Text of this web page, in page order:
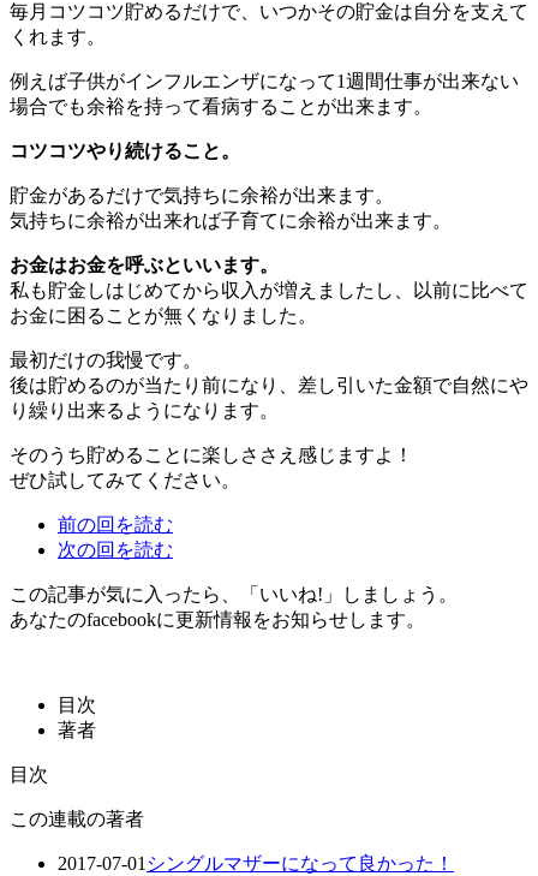
毎月コツコツ貯めるだけで、いつかその貯金は自分を支えて
くれます。
例えば子供がインフルエンザになって1週間仕事が出来ない
場合でも余裕を持って看病することが出来ます。
コツコツやり続けること。
貯金があるだけで気持ちに余裕が出来ます。
気持ちに余裕が出来れば子育てに余裕が出来ます。
お金はお金を呼ぶといいます。
私も貯金しはじめてから収入が増えましたし、以前に比べて
お金に困ることが無くなりました。
最初だけの我慢です。
後は貯めるのが当たり前になり、差し引いた金額で自然にや
り繰り出来るようになります。
そのうち貯めることに楽しささえ感じますよ！
ぜひ試してみてください。
前の回を読む
次の回を読む
この記事が気に入ったら、「いいね!」しましょう。
あなたのfacebookに更新情報をお知らせします。
目次
著者
目次
この連載の著者
2017-07-01 シングルマザーになって良かった！